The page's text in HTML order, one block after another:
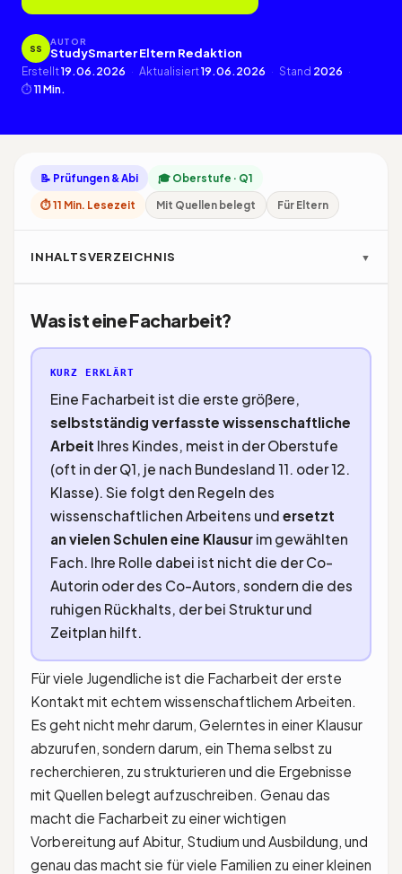
SS
AUTOR
StudySmarter Eltern Redaktion
Erstellt19.06.2026 · Aktualisiert19.06.2026 · Stand 2026 ·
⏱ 11 Min.
📝 Prüfungen & Abi
🎓 Oberstufe · Q1
⏱ 11 Min. Lesezeit
Mit Quellen belegt Für Eltern
INHALTSVERZEICHNIS ▼
Was ist eine Facharbeit?
KURZ ERKLÄRT
Eine Facharbeit ist die erste größere,
selbstständig verfasste wissenschaftliche
Arbeit Ihres Kindes, meist in der Oberstufe
(oft in der Q1, je nach Bundesland 11. oder 12.
Klasse). Sie folgt den Regeln des
wissenschaftlichen Arbeitens und ersetzt
an vielen Schulen eine Klausurim gewählten
Fach. Ihre Rolle dabei ist nicht die der Co-
Autorin oder des Co-Autors, sondern die des
ruhigen Rückhalts, der bei Struktur und
Zeitplan hilft.
Für viele Jugendliche ist die Facharbeit der erste
Kontakt mit echtem wissenschaftlichem Arbeiten.
Es geht nicht mehr darum, Gelerntes in einer Klausur
abzurufen, sondern darum, ein Thema selbst zu
recherchieren, zu strukturieren und die Ergebnisse
mit Quellen belegt aufzuschreiben. Genau das
macht die Facharbeit zu einer wichtigen
Vorbereitung auf Abitur, Studium und Ausbildung, und
genau das macht sie für viele Familien zu einer kleinen